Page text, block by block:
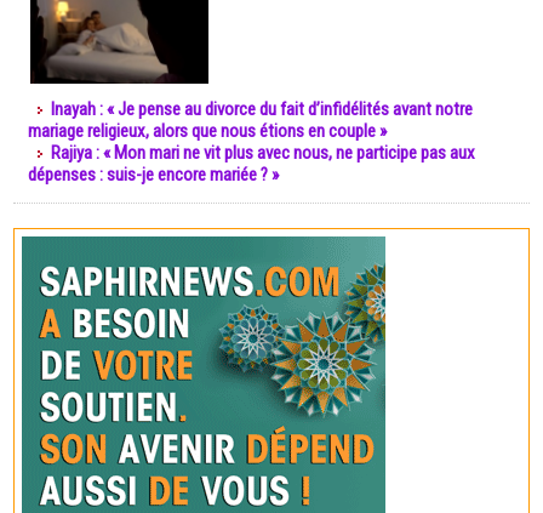
Inayah : « Je pense au divorce du fait d’infidélités avant notre
mariage religieux, alors que nous étions en couple »
Rajiya : « Mon mari ne vit plus avec nous, ne participe pas aux
dépenses : suis-je encore mariée ? »